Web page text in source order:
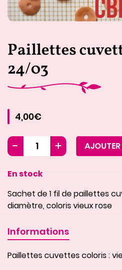
Paillettes
24/03
4,00€
AJOUTER
En stock
Sachet de 1 fil de paillettes
diamètre, coloris vieux rose
Informations
Paillettes cuvettes coloris :